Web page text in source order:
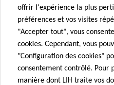
Seules les candidatures en
de motivation indiquant
un curriculum vitae complet
les diplômes pertinents
seront prises en
offrir l'expérience la plus
préférences et vos visites
"Accepter tout", vous
cookies. Cependant, vous
"Configuration des cookies"
consentement contrôlé. Pour
manière dont LIH traite vos